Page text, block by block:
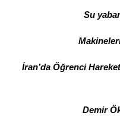
Su
İran’da Öğrenci
Demir